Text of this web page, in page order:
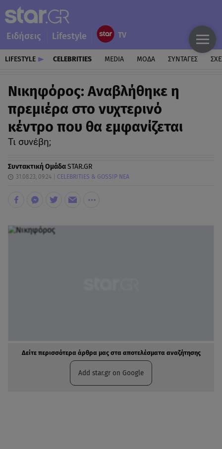
Ειδήσεις Lifestyle
LIFESTYLE CELEBRITIES MEDIA ΜΟΔΑ ΣΥΝΤΑΓΕΣ
Νικηφόρος: Αναβλήθηκε η
πρεμιέρα στο νυχτερινό
κέντρο που θα εμφανίζεται
Τι συνέβη;
Συντακτική ΟμάδαSTAR.GR
31.08.23, 09:24 CELEBRITIES & GOSSIP ΝΕΑ
Δείτε περισσότερα άρθρα μας στα αποτελέσματα αναζήτησης
Add star.gr on Google